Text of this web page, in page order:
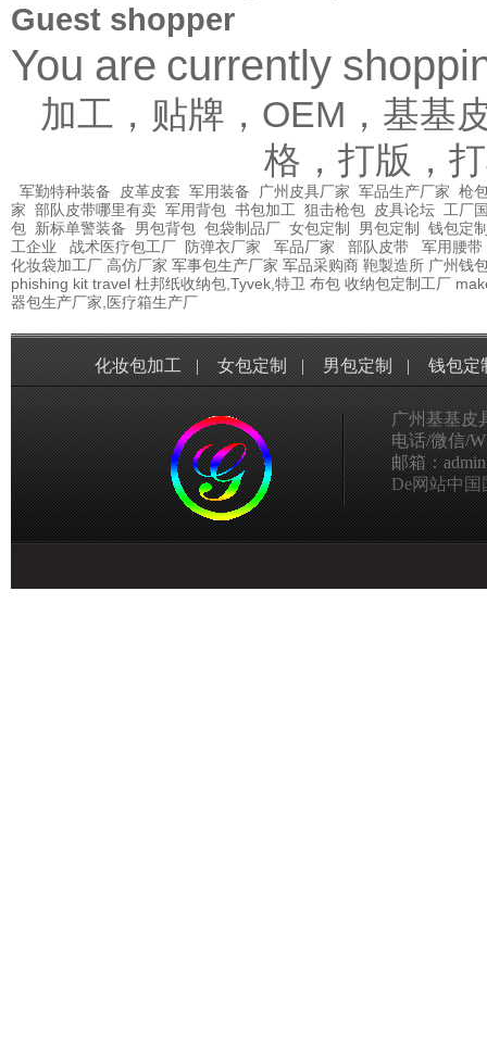
Guest shopper
You are currently
加工，贴牌，OEM，基基
格，打版，
军勤特种装备 皮革皮套 军用装备 广州皮具厂家 军品生产厂家 枪
家 部队皮带哪里有卖 军用背包 书包加工 狙击枪包 皮具论坛 工厂
包 新标单警装备 男包背包 包袋制品厂 女包定制 男包定制
钱包定
工企业
战术医疗包工厂 防弹衣厂家 军品厂家 部队皮带
军用腰带
化妆袋加工厂 高仿厂家 军事包生产厂家 军品采购商 鞄製造所 广州钱
phishing kit travel 杜邦纸收纳包,Tyvek,特卫 布包 收纳包定制工厂
器包生产厂家,医疗箱生产厂
化妆包加工 | 女包定制 | 男包定制 | 钱包定
广州基基皮
电话/微信/
邮箱：
De网站中国